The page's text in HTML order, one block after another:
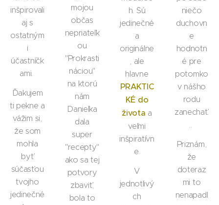
inšpirovali
aj s
ostatným
i
účastníčk
ami.
Ďakujem
ti pekne a
vážim si,
že som
mohla
byť
súčasťou
tvojho
jedinečné
mojou
občas
nepriateľk
ou
"Prokrasti
náciou"
na ktorú
nám
Danielka
dala
super
"recepty"
ako sa tej
potvory
zbaviť,
bola to
h. Sú
jedinečné
a
originálne
, ale
hlavne
PRAKTIC
KÉ do
života a
veľmi
inšpiratívn
e.
V
jednotlivý
ch
niečo
duchovn
e
hodnotn
é pre
potomko
v nášho
rodu
zanechať.
..
Priznám,
že
doteraz
mi to
nenapadl